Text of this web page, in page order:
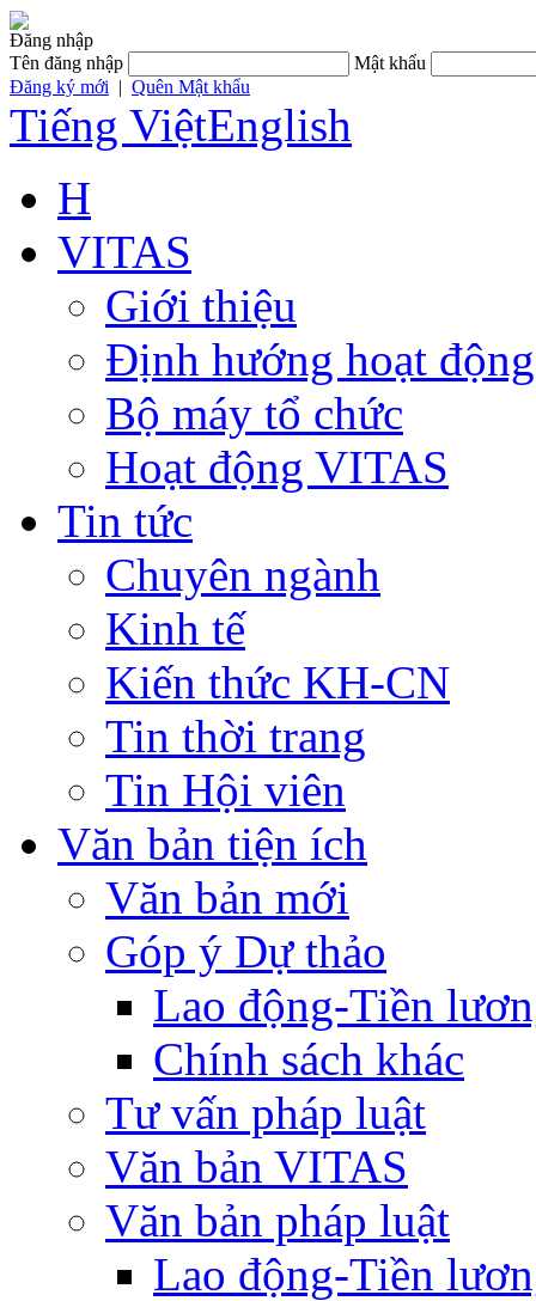
Đăng nhập
Tên đăng nhập
Mật khẩu
Đăng ký mới | Quên Mật khẩu
Tiếng ViệtEnglish
H
VITAS
Giới thiệu
Định hướng hoạt động
Bộ máy tổ chức
Hoạt động VITAS
Tin tức
Chuyên ngành
Kinh tế
Kiến thức KH-CN
Tin thời trang
Tin Hội viên
Văn bản tiện ích
Văn bản mới
Góp ý Dự thảo
Lao động-Tiền
Chính sách khác
Tư vấn pháp luật
Văn bản VITAS
Văn bản pháp luật
Lao động-Tiền